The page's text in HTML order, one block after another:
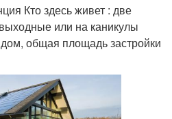
Кто здесь живет : две
или на каникулы
общая площадь застройки